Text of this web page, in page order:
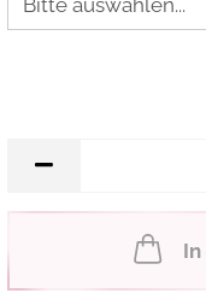
Merkzettel